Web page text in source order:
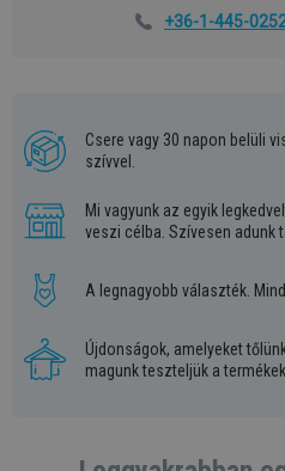
+36-1-445-
Csere vagy 30 napon belüli
szívvel.
Mi vagyunk az egyik
veszi célba. Szívesen adunk
A legnagyobb választék.
Újdonságok, amelyeket
magunk teszteljük a